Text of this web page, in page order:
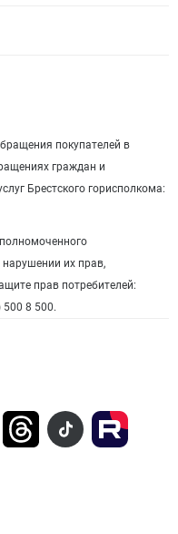
покупателей в
граждан и
Брестского горисполкома:
их прав,
прав потребителей:
500 8 500.